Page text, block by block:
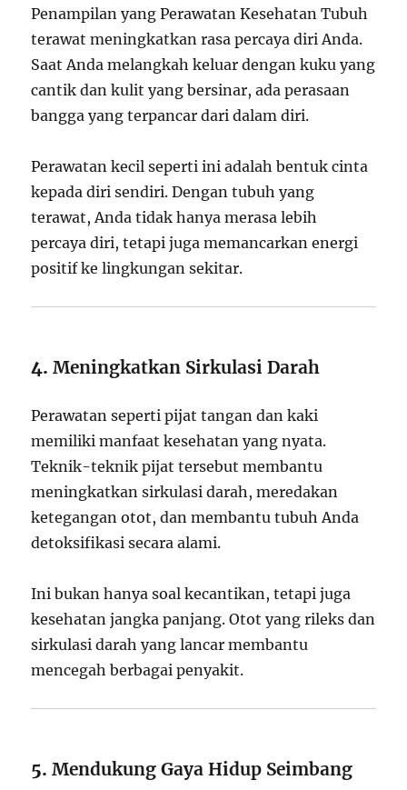
Penampilan yang Perawatan Kesehatan Tubuh
terawat meningkatkan rasa percaya diri Anda.
Saat Anda melangkah keluar dengan kuku yang
cantik dan kulit yang bersinar, ada perasaan
bangga yang terpancar dari dalam diri.
Perawatan kecil seperti ini adalah bentuk cinta
kepada diri sendiri. Dengan tubuh yang
terawat, Anda tidak hanya merasa lebih
percaya diri, tetapi juga memancarkan energi
positif ke lingkungan sekitar.
4.Meningkatkan Sirkulasi Darah
Perawatan seperti pijat tangan dan kaki
memiliki manfaat kesehatan yang nyata.
Teknik-teknik pijat tersebut membantu
meningkatkan sirkulasi darah, meredakan
ketegangan otot, dan membantu tubuh Anda
detoksifikasi secara alami.
Ini bukan hanya soal kecantikan, tetapi juga
kesehatan jangka panjang. Otot yang rileks dan
sirkulasi darah yang lancar membantu
mencegah berbagai penyakit.
5.Mendukung Gaya Hidup Seimbang